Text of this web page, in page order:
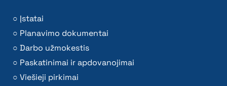
Įstatai
Planavimo dokumentai
Darbo užmokestis
Paskatinimai ir apdovanojimai
Viešieji pirkimai